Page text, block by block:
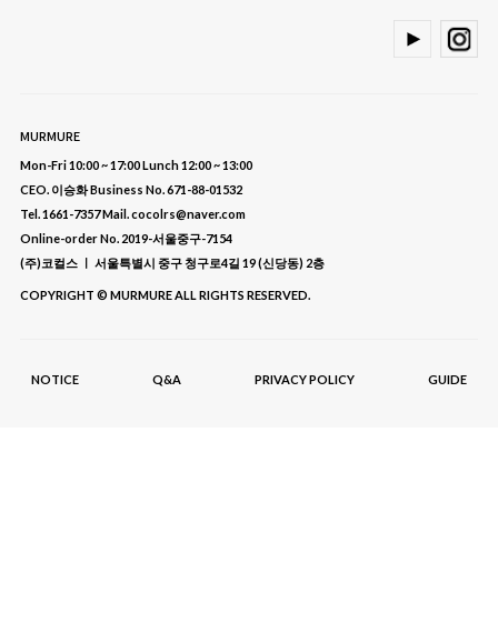
MURMURE
Mon-Fri 10:00 ~ 17:00 Lunch 12:00 ~ 13:00
CEO. 이승화 Business No. 671-88-01532
Tel. 1661-7357 Mail. cocolrs@naver.com
Online-order No. 2019-서울중구-7154
(주)코컬스 ㅣ 서울특별시 중구 청구로4길 19 (신당동) 2층
COPYRIGHT © MURMURE ALL RIGHTS RESERVED.
NOTICE Q&A PRIVACY POLICY GUIDE